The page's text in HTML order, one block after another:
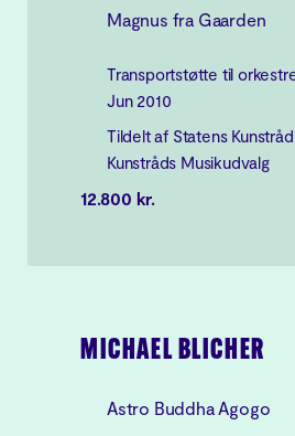
Magnus fra Gaarden
Transportstøtte til
Jun 2010
Tildelt af Statens
Kunstråds Musikudvalg
12.800 kr.
MICHAEL BLICHER
Astro Buddha Agogo